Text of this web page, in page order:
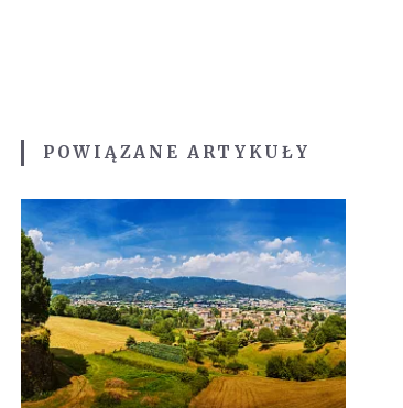
POWIĄZANE ARTYKUŁY